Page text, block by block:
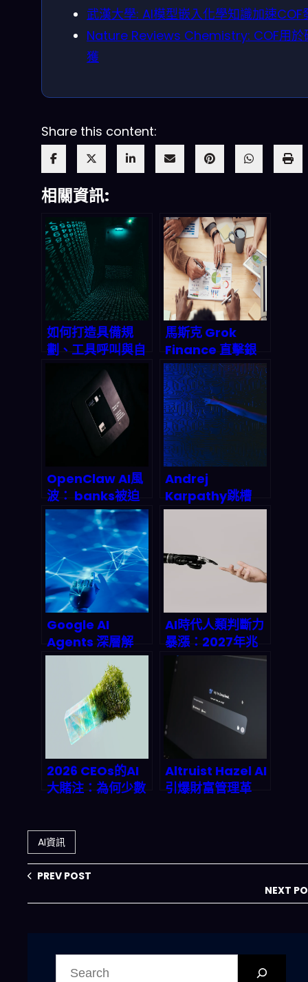
武漢大學: AI模型嵌入化學知識加速COF
Nature Reviews Chemistry: COF用於
獲
Share this content:
相關資訊:
如何打造具備規
劃、工具呼叫與自
我批判能力的進階
Agentic AI 系
統？2026 終極實
馬斯克 Grok
Finance 直擊銀
行貸款業！AI語言
模型結合強化學
習，如何在2027
年重塑金融風險模
型與自動交易？
OpenClaw AI風
波： banks被迫
撤資安的蝴蝶效
2026金融科技版
圖重組
Andrej
Karpathy跳槽
Anthropic：AI安
戰殺出一條血路
Google AI
Agents 深層解
析：從搜尋框到萬
用助手的產業巨
變，2026年智能
代理市場誰能為
王？
AI時代人類判斷力
暴漲：2027年兆
美元市場如何顛覆
你的工作價值？
2026 CEOs的AI
大賭注：為何少數
Altruist Hazel AI
引爆財富管理革
AI資訊
PREV POST
NEXT